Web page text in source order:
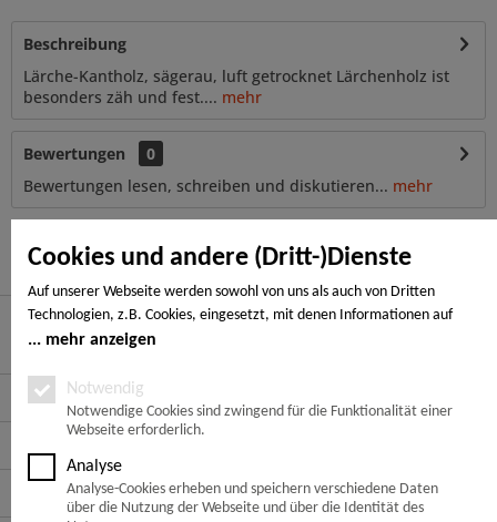
Cookies und andere (Dritt-)Dienste
Auf unserer Webseite werden sowohl von uns als auch von Dritten
Technologien, z.B. Cookies, eingesetzt, mit denen Informationen auf
Ihrem Endgerät gespeichert und/oder von Ihrem Endgerät abgerufen
Notwendige Cookies, Analyse-, Marketing- und Statistik-Cookies. Bei den
notwendigen Cookies handelt es sich um solche, die technisch notwendig
sind, um den von Ihnen gewünschten Dienst bereitzustellen, die übrigen
Cookies werden nur auf Grund einer von Ihnen erteilten Einwilligung
gesetzt. Die Einwilligung ist freiwillig. Personen, die das 16. Lebensjahr
noch nicht vollendet haben, benötigen die Zustimmung der
mehr anzeigen
Notwendig
Notwendige Cookies sind zwingend für die Funktionalität einer
Webseite erforderlich.
Analyse
Analyse-Cookies erheben und speichern verschiedene Daten
über die Nutzung der Webseite und über die Identität des
Beschreibung
Lärche-Kantholz, sägerau, luft getrocknet Lärchenholz ist
besonders zäh und fest.... mehr
Bewertungen
0
Bewertungen lesen, schreiben und diskutieren... mehr
Ähnliche Artikel
Hier finden Sie uns
Service Hotline
Informationen